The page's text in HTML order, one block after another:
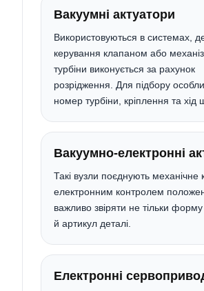
Вакуумні актуатори
Використовуються в системах,
керування клапаном або
турбіни виконується за рахунок
розрідження. Для підбору
номер турбіни, кріплення та хід
Вакуумно-електронні
Такі вузли поєднують механічне
електронним контролем
важливо звіряти не тільки
й артикул деталі.
Електронні